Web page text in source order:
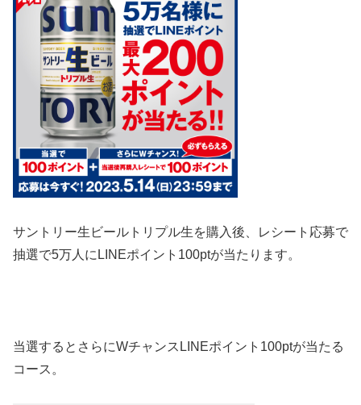
サントリー生ビールトリプル生を購入後、レシート応募で
抽選で5万人にLINEポイント100ptが当たります。
当選するとさらにWチャンス LINEポイント 100ptが当たる
コース。